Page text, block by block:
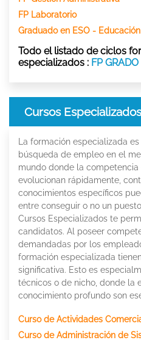
FP Laboratorio
Graduado en ESO -
Todo el listado de ciclos
especializados : FP
Cursos
La formación especializada
búsqueda de empleo en el
mundo donde la
evolucionan rápidamente,
conocimientos específicos
entre conseguir o no un
Cursos Especializados te
candidatos. Al poseer
demandadas por los
formación especializada
significativa. Esto es
técnicos o de nicho, donde la
conocimiento profundo son
Curso de Actividades
Curso de Administración de